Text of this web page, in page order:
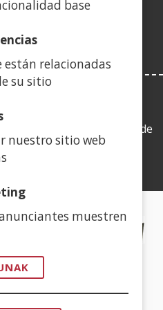
base
están relacionadas
su sitio
nuestro sitio web
muestren
en la Ley 19/2013, de
acceso a la
y buen gobierno.
(Ireki
leiho
berrian)